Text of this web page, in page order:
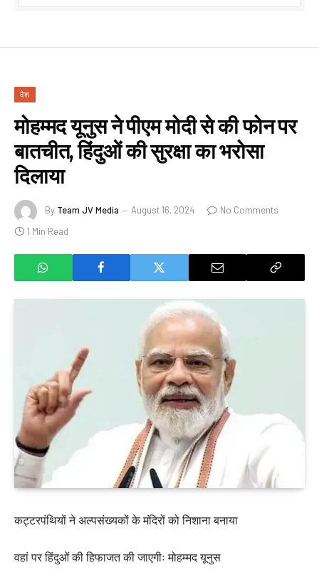
देश
मोहम्मद यूनुस ने पीएम मोदी से की फोन पर
बातचीत, हिंदुओं की सुरक्षा का भरोसा
दिलाया
By Team JV Media August 16, 2024
No Comments
1 Min Read
कट्टरपंथियों ने अल्पसंख्यकों के मंदिरों को निशाना बनाया
वहां पर हिंदुओं की हिफाजत की जाएगीः मोहम्मद यूनुस